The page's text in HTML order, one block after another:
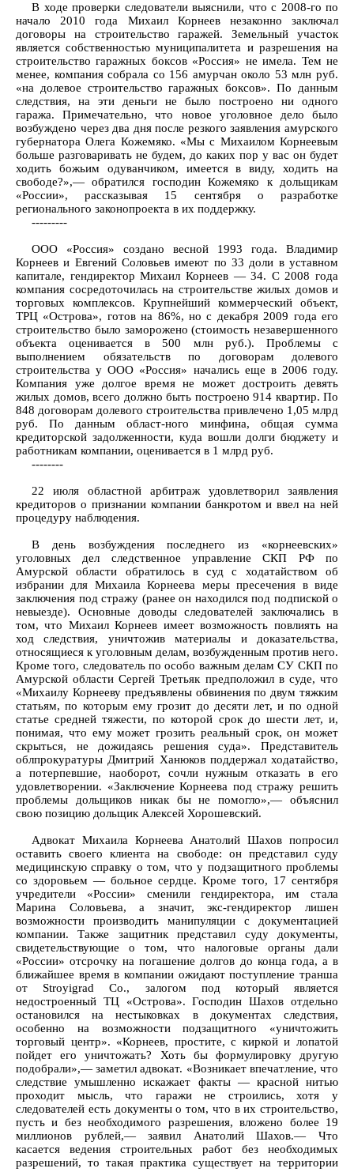
В ходе проверки следователи выяснили, что с 2008-го по
начало 2010 года Михаил Корнеев незаконно заключал
договоры на строительство гаражей. Земельный участок
является собственностью муниципалитета и разрешения на
строительство гаражных боксов «Россия» не имела. Тем не
менее, компания собрала со 156 амурчан около 53 млн руб.
«на долевое строительство гаражных боксов». По данным
следствия, на эти деньги не было построено ни одного
гаража. Примечательно, что новое уголовное дело было
возбуждено через два дня после резкого заявления амурского
губернатора Олега Кожемяко. «Мы с Михаилом Корнеевым
больше разговаривать не будем, до каких пор у вас он будет
ходить божьим одуванчиком, имеется в виду, ходить на
свободе?»,— обратился господин Кожемяко к дольщикам
«России», рассказывая 15 сентября о разработке
регионального законопроекта в их поддержку.
---------
ООО «Россия» создано весной 1993 года. Владимир
Корнеев и Евгений Соловьев имеют по 33 доли в уставном
капитале, гендиректор Михаил Корнеев — 34. С 2008 года
компания сосредоточилась на строительстве жилых домов и
торговых комплексов. Крупнейший коммерческий объект,
ТРЦ «Острова», готов на 86%, но с декабря 2009 года его
строительство было заморожено (стоимость незавершенного
объекта оценивается в 500 млн руб.). Проблемы с
выполнением обязательств по договорам долевого
строительства у ООО «Россия» начались еще в 2006 году.
Компания уже долгое время не может достроить девять
жилых домов, всего должно быть построено 914 квартир. По
848 договорам долевого строительства привлечено 1,05 млрд
руб. По данным област-ного минфина, общая сумма
кредиторской задолженности, куда вошли долги бюджету и
работникам компании, оценивается в 1 млрд руб.
--------
22 июля областной арбитраж удовлетворил заявления
кредиторов о признании компании банкротом и ввел на ней
процедуру наблюдения.
В день возбуждения последнего из «корнеевских»
уголовных дел следственное управление СКП РФ по
Амурской области обратилось в суд с ходатайством об
избрании для Михаила Корнеева меры пресечения в виде
заключения под стражу (ранее он находился под подпиской о
невыезде). Основные доводы следователей заключались в
том, что Михаил Корнеев имеет возможность повлиять на
ход следствия, уничтожив материалы и доказательства,
относящиеся к уголовным делам, возбужденным против него.
Кроме того, следователь по особо важным делам СУ СКП по
Амурской области Сергей Третьяк предположил в суде, что
«Михаилу Корнееву предъявлены обвинения по двум тяжким
статьям, по которым ему грозит до десяти лет, и по одной
статье средней тяжести, по которой срок до шести лет, и,
понимая, что ему может грозить реальный срок, он может
скрыться, не дожидаясь решения суда». Представитель
облпрокуратуры Дмитрий Ханюков поддержал ходатайство,
а потерпевшие, наоборот, сочли нужным отказать в его
удовлетворении. «Заключение Корнеева под стражу решить
проблемы дольщиков никак бы не помогло»,— объяснил
свою позицию дольщик Алексей Хорошевский.
Адвокат Михаила Корнеева Анатолий Шахов попросил
оставить своего клиента на свободе: он представил суду
медицинскую справку о том, что у подзащитного проблемы
со здоровьем — больное сердце. Кроме того, 17 сентября
учредители «России» сменили гендиректора, им стала
Марина Соловьева, а значит, экс-гендиректор лишен
возможности производить манипуляции с документацией
компании. Также защитник представил суду документы,
свидетельствующие о том, что налоговые органы дали
«России» отсрочку на погашение долгов до конца года, а в
ближайшее время в компании ожидают поступление транша
от Stroyigrad Co., залогом под который является
недостроенный ТЦ «Острова». Господин Шахов отдельно
остановился на нестыковках в документах следствия,
особенно на возможности подзащитного «уничтожить
торговый центр». «Корнеев, простите, с киркой и лопатой
пойдет его уничтожать? Хоть бы формулировку другую
подобрали»,— заметил адвокат. «Возникает впечатление, что
следствие умышленно искажает факты — красной нитью
проходит мысль, что гаражи не строились, хотя у
следователей есть документы о том, что в их строительство,
пусть и без необходимого разрешения, вложено более 19
миллионов рублей,— заявил Анатолий Шахов.— Что
касается ведения строительных работ без необходимых
разрешений, то такая практика существует на территории